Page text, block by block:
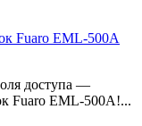
Fuaro EML-500A
доступа —
Fuaro EML-500A!...